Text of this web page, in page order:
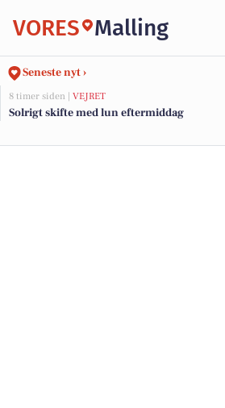
VORES Malling
Seneste nyt ›
8 timer siden | VEJRET
Solrigt skifte med lun eftermiddag